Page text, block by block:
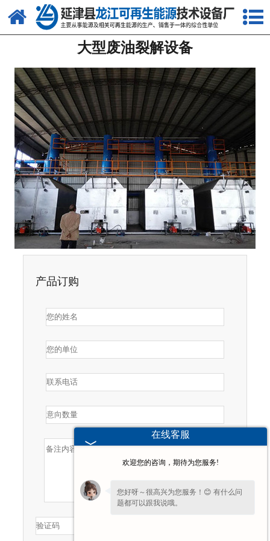
网站首页
关于我们
产品中心
新闻中心
客户案例
视频中心
资质荣誉
联系我们
大型废油裂解设备
产品订购
在线客服
欢迎您的咨询，期待为您服务!
您好呀～很高兴为您服务！😊 有什么问
题都可以跟我说哦。